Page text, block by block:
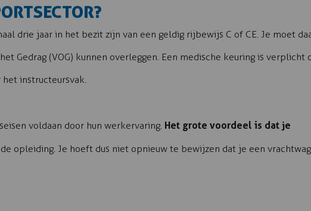
drie jaar in het bezit zijn van een geldig rijbewijs C of CE. Je moet
Gedrag (VOG) kunnen overleggen. Een medische keuring is verplicht
instructeursvak.
voldaan door hun werkervaring. Het grote voordeel is dat je
opleiding. Je hoeft dus niet opnieuw te bewijzen dat je een